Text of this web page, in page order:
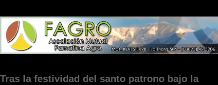
Tras la festividad del santo patrono bajo la